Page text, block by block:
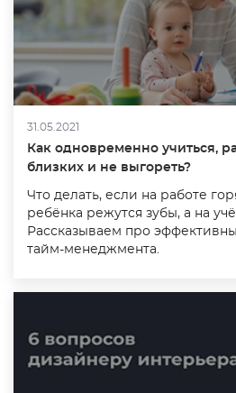
31.05.2021
Как одновременно учиться,
близких и не выгореть?
Что делать, если на работе
ребёнка режутся зубы, а на
Рассказываем про
тайм-менеджмента.